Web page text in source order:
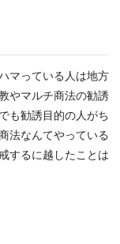
マっている人は地方
やマルチ商法の勧誘
も勧誘目的の人がち
法なんてやっている
するに越したことは